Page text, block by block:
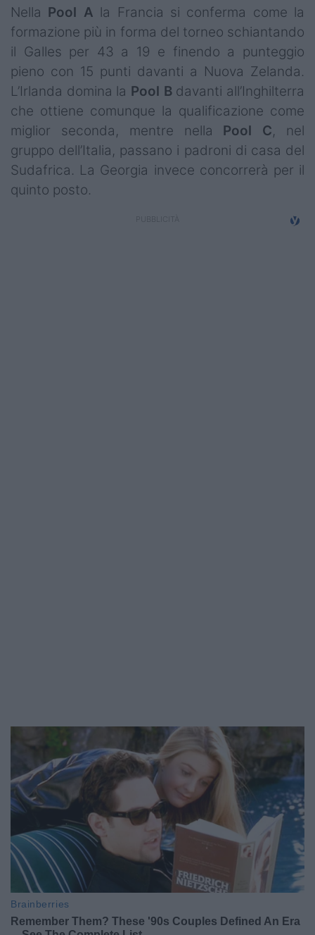
Nella Pool A la Francia si conferma come la
formazione più in forma del torneo schiantando
il Galles per 43 a 19 e finendo a punteggio
pieno con 15 punti davanti a Nuova Zelanda.
L’Irlanda domina la Pool B davanti all’Inghilterra
che ottiene comunque la qualificazione come
miglior seconda, mentre nella Pool C, nel
gruppo dell’Italia, passano i padroni di casa del
Sudafrica. La Georgia invece concorrerà per il
quinto posto.